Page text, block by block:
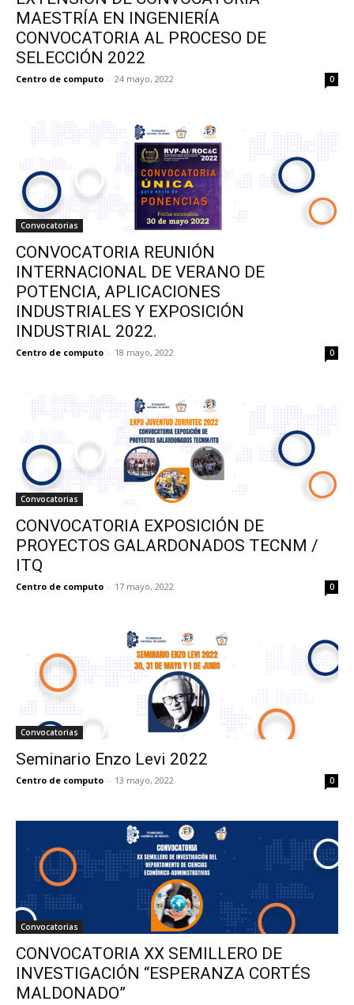
MAESTRÍA EN INGENIERÍA
CONVOCATORIA AL PROCESO DE
SELECCIÓN 2022
Centro de computo - 24 mayo, 2022 0
Convocatorias
CONVOCATORIA REUNIÓN
INTERNACIONAL DE VERANO DE
POTENCIA, APLICACIONES
INDUSTRIALES Y EXPOSICIÓN
INDUSTRIAL 2022.
Centro de computo - 18 mayo, 2022 0
Convocatorias
CONVOCATORIA EXPOSICIÓN DE
PROYECTOS GALARDONADOS TECNM /
ITQ
Centro de computo - 17 mayo, 2022 0
Convocatorias
Seminario Enzo Levi 2022
Centro de computo - 13 mayo, 2022 0
Convocatorias
CONVOCATORIA XX SEMILLERO DE
INVESTIGACIÓN “ESPERANZA CORTÉS
MALDONADO”